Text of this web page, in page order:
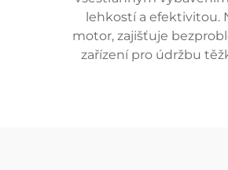
lehkostí a efektivitou.
motor, zajišťuje
zařízení pro údržbu